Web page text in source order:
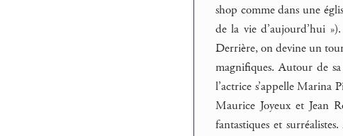
shop comme dans une
de la vie d’aujourd’hui
Derrière, on devine un
magnifiques. Autour de
l’actrice s’appelle Marina
Maurice Joyeux et Jean
fantastiques et